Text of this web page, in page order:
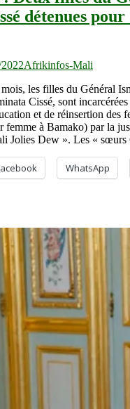
détenues
Afrikinfos-Mali
les filles du Général
Cissé, sont
et de réinsertion des
femme à Bamako) par la
Jolies Dew ». Les «
WhatsApp